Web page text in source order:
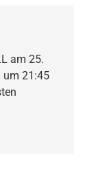
am 25.
um 21:45